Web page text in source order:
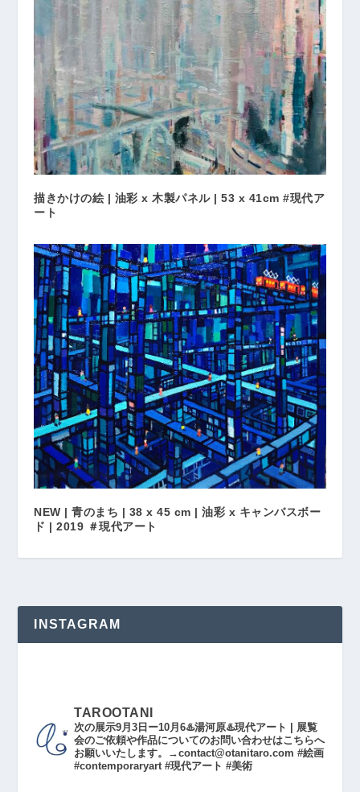
描きかけの絵 | 油彩 x 木製パネル | 53 x 41cm #現代ア
ート
NEW | 青のまち | 38 x 45 cm | 油彩 x キャンバスボー
ド | 2019 ＃現代アート
INSTAGRAM
TAROOTANI
次の展示9月3日ー10月6♨️湯河原♨️現代アート | 展覧
会のご依頼や作品についてのお問い合わせはこちらへ
お願いいたします。→contact@otanitaro.com #絵画
#contemporaryart #現代アート #美術